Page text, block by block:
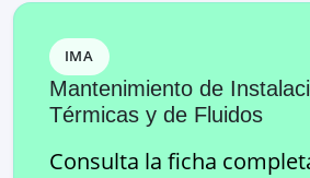
IMA
Mantenimiento de
Térmicas y de Fluidos
Consulta la ficha